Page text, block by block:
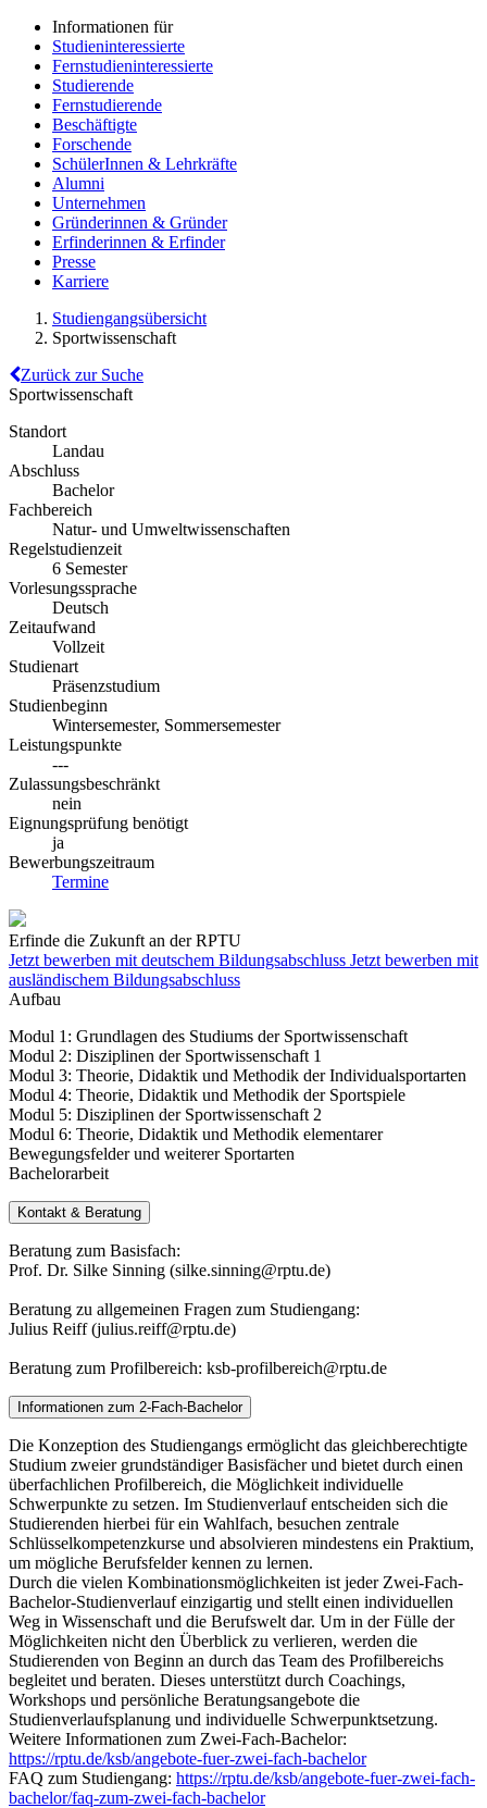
Informationen für
Studieninteressierte
Fernstudieninteressierte
Studierende
Fernstudierende
Beschäftigte
Forschende
SchülerInnen & Lehrkräfte
Alumni
Unternehmen
Gründerinnen & Gründer
Erfinderinnen & Erfinder
Presse
Karriere
Studiengangsübersicht
Sportwissenschaft
Zurück zur Suche
Sportwissenschaft
Standort
Landau
Abschluss
Bachelor
Fachbereich
Natur- und Umweltwissenschaften
Regelstudienzeit
6 Semester
Vorlesungssprache
Deutsch
Zeitaufwand
Vollzeit
Studienart
Präsenzstudium
Studienbeginn
Wintersemester, Sommersemester
Leistungspunkte
---
Zulassungsbeschränkt
nein
Eignungsprüfung benötigt
ja
Bewerbungszeitraum
Termine
Erfinde die Zukunft an der RPTU
Jetzt bewerben mit deutschem Bildungsabschluss Jetzt bewerben mit
ausländischem Bildungsabschluss
Aufbau
Modul 1: Grundlagen des Studiums der Sportwissenschaft
Modul 2: Disziplinen der Sportwissenschaft 1
Modul 3: Theorie, Didaktik und Methodik der Individualsportarten
Modul 4: Theorie, Didaktik und Methodik der Sportspiele
Modul 5: Disziplinen der Sportwissenschaft 2
Modul 6: Theorie, Didaktik und Methodik elementarer
Bewegungsfelder und weiterer Sportarten
Bachelorarbeit
Kontakt & Beratung
Beratung zum Basisfach:
Prof. Dr. Silke Sinning (silke.sinning@rptu.de)
Beratung zu allgemeinen Fragen zum Studiengang:
Julius Reiff (julius.reiff@rptu.de)
Beratung zum Profilbereich: ksb-profilbereich@rptu.de
Informationen zum 2-Fach-Bachelor
Die Konzeption des Studiengangs ermöglicht das gleichberechtigte
Studium zweier grundständiger Basisfächer und bietet durch einen
überfachlichen Profilbereich, die Möglichkeit individuelle
Schwerpunkte zu setzen. Im Studienverlauf entscheiden sich die
Studierenden hierbei für ein Wahlfach, besuchen zentrale
Schlüsselkompetenzkurse und absolvieren mindestens ein Praktium,
um mögliche Berufsfelder kennen zu lernen.
Durch die vielen Kombinationsmöglichkeiten ist jeder Zwei-Fach-
Bachelor-Studienverlauf einzigartig und stellt einen individuellen
Weg in Wissenschaft und die Berufswelt dar. Um in der Fülle der
Möglichkeiten nicht den Überblick zu verlieren, werden die
Studierenden von Beginn an durch das Team des Profilbereichs
begleitet und beraten. Dieses unterstützt durch Coachings,
Workshops und persönliche Beratungsangebote die
Studienverlaufsplanung und individuelle Schwerpunktsetzung.
Weitere Informationen zum Zwei-Fach-Bachelor:
https://rptu.de/ksb/angebote-fuer-zwei-fach-bachelor
FAQ zum Studiengang: https://rptu.de/ksb/angebote-fuer-zwei-fach-
bachelor/faq-zum-zwei-fach-bachelor